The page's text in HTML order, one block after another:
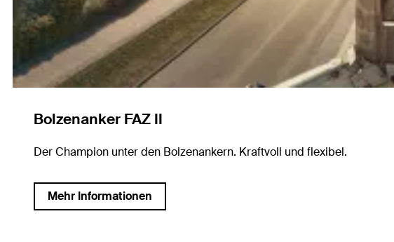
Bolzenanker FAZ II
Der Champion unter den Bolzenankern. Kraftvoll und flexibel.
Mehr Informationen